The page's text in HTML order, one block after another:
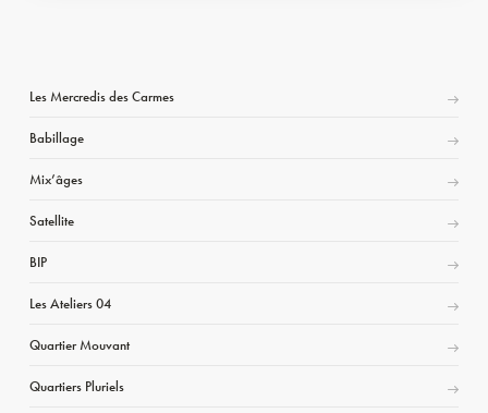
Les Mercredis des Carmes
Babillage
Mix’âges
Satellite
BIP
Les Ateliers 04
Quartier Mouvant
Quartiers Pluriels